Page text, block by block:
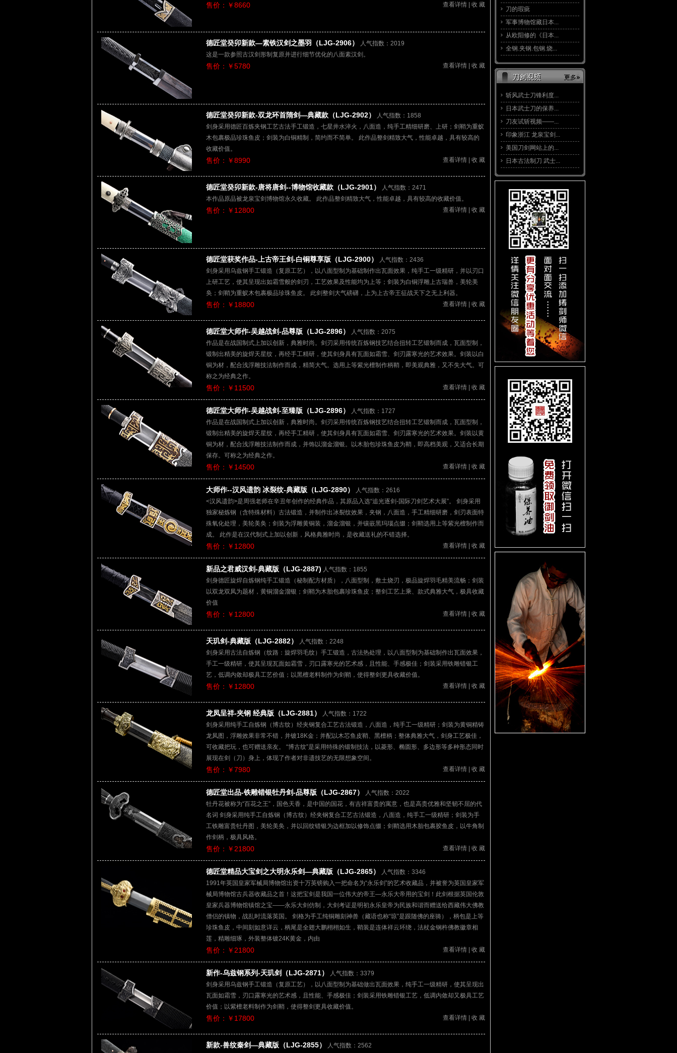
刀的瑕疵
军事博物馆藏日本...
从欧阳修的《日本...
全钢.夹钢.包钢.烧...
斩风武士刀锋利度...
日本武士刀的保养...
刀友试斩视频——...
印象浙江 龙泉宝剑...
美国刀剑网站上的...
日本古法制刀 武士...
查看详情
收 藏
售价：￥8660
德匠堂癸卯新款—素铁汉剑之墨羽（LJG-2906）
人气指数：2019
这是一款参照古汉剑形制复原并进行细节优化的八面素汉剑。
查看详情
收 藏
售价：￥5780
德匠堂癸卯新款-双龙环首隋剑—典藏款（LJG-2902）
人气指数：1858
剑身采用德匠百炼夹钢工艺古法手工锻造，七星井水淬火，八面造，纯手工精细研磨、上研；剑鞘为重蚁
木包裹极品珍珠鱼皮；剑装为白铜精制，简约而不简单。 此作品整剑精致大气，性能卓越，具有较高的
收藏价值。
查看详情
收 藏
售价：￥8990
德匠堂癸卯新款-唐将唐剑--博物馆收藏款（LJG-2901）
人气指数：2471
本作品原品被龙泉宝剑博物馆永久收藏。 此作品整剑精致大气，性能卓越，具有较高的收藏价值。
查看详情
收 藏
售价：￥12800
德匠堂获奖作品-上古帝王剑-白铜尊享版（LJG-2900）
人气指数：2436
剑身采用乌兹钢手工锻造（复原工艺），以八面型制为基础制作出瓦面效果，纯手工一级精研，并以刃口
上研工艺，使其呈现出如霜雪般的剑刃，工艺效果及性能均为上等；剑装为白铜浮雕上古瑞兽，美轮美
奂；剑鞘为重蚁木包裹极品珍珠鱼皮。 此剑整剑大气磅礴，上为上古帝王征战天下之无上利器。
查看详情
收 藏
售价：￥18800
德匠堂大师作-吴越战剑-品尊版（LJG-2896）
人气指数：2075
作品是在战国制式上加以创新，典雅时尚。剑刃采用传统百炼钢技艺结合扭转工艺锻制而成，瓦面型制，
锻制出精美的旋焊天星纹，再经手工精研，使其剑身具有瓦面如霜雪、剑刃露寒光的艺术效果。剑装以白
铜为材，配合浅浮雕技法制作而成，精简大气。选用上等紫光檀制作柄鞘，即美观典雅，又不失大气。可
称之为经典之作。
查看详情
收 藏
售价：￥11500
德匠堂大师作-吴越战剑-至臻版（LJG-2896）
人气指数：1727
作品是在战国制式上加以创新，典雅时尚。剑刃采用传统百炼钢技艺结合扭转工艺锻制而成，瓦面型制，
锻制出精美的旋焊天星纹，再经手工精研，使其剑身具有瓦面如霜雪、剑刃露寒光的艺术效果。剑装以黄
铜为材，配合浅浮雕技法制作而成，并饰以溜金溜银。以木胎包珍珠鱼皮为鞘，即高档美观，又适合长期
保存。可称之为经典之作。
查看详情
收 藏
售价：￥14500
大师作--汉风遗韵 冰裂纹-典藏版（LJG-2890）
人气指数：2616
<汉风遗韵>是周强老师在辛丑年创作的经典作品，其原品入选“追光逐剑-国际刀剑艺术大展”。 剑身采用
独家秘炼钢（含特殊材料）古法锻造，并制作出冰裂纹效果，夹钢，八面造，手工精细研磨，剑刃表面特
殊氧化处理，美轮美奂；剑装为浮雕黄铜装，溜金溜银，并镶嵌黑玛瑙点缀；剑鞘选用上等紫光檀制作而
成。 此作是在汉代制式上加以创新，风格典雅时尚，是收藏送礼的不错选择。
查看详情
收 藏
售价：￥12800
新品之君威汉剑-典藏版（LJG-2887) 人气指数：1855
剑身德匠旋焊自炼钢纯手工锻造（秘制配方材质），八面型制，敷土烧刃，极品旋焊羽毛精美流畅；剑装
以双龙双凤为题材，黄铜溜金溜银；剑鞘为木胎包裹珍珠鱼皮；整剑工艺上乘、款式典雅大气，极具收藏
价值
查看详情
收 藏
售价：￥12800
天玑剑-典藏版（LJG-2882）
人气指数：2248
剑身采用古法自炼钢（纹路：旋焊羽毛纹）手工锻造，古法热处理，以八面型制为基础制作出瓦面效果，
手工一级精研，使其呈现瓦面如霜雪，刃口露寒光的艺术感，且性能、手感极佳；剑装采用铁雕错银工
艺，低调内敛却极具工艺价值；以黑檀老料制作为剑鞘，使得整剑更具收藏价值。
查看详情
收 藏
售价：￥12800
龙凤呈祥-夹钢 经典版（LJG-2881）
人气指数：1722
剑身采用纯手工自炼钢（博古纹）经夹钢复合工艺古法锻造，八面造，纯手工一级精研；剑装为黄铜精铸
龙凤图，浮雕效果非常不错，并镀18K金；并配以木芯鱼皮鞘、黑檀柄；整体典雅大气，剑身工艺极佳，
可收藏把玩，也可赠送亲友。 “博古纹”是采用特殊的锻制技法，以菱形、椭圆形、多边形等多种形态同时
展现在剑（刀）身上，体现了作者对非遗技艺的无限想象空间。
查看详情
收 藏
售价：￥7980
德匠堂出品-铁雕错银牡丹剑-品尊版（LJG-2867）
人气指数：2022
牡丹花被称为“百花之王”，国色天香，是中国的国花，有吉祥富贵的寓意，也是高贵优雅和坚韧不屈的代
名词 剑身采用纯手工自炼钢（博古纹）经夹钢复合工艺古法锻造，八面造，纯手工一级精研；剑装为手
工铁雕富贵牡丹图，美轮美奂，并以回纹错银为边框加以修饰点缀；剑鞘选用木胎包裹胶鱼皮，以牛角制
作剑柄，极具风格。
查看详情
收 藏
售价：￥21800
德匠堂精品大宝剑之大明永乐剑—典藏版（LJG-2865）
人气指数：3346
1991年英国皇家军械局博物馆出资十万英镑购入一把命名为“永乐剑”的艺术收藏品，并被誉为英国皇家军
械局博物馆古兵器收藏品之首！这把宝剑是我国一位伟大的帝王—永乐大帝用的宝剑！此剑根据英国伦敦
皇家兵器博物馆镇馆之宝——永乐大剑仿制，大剑考证是明初永乐皇帝为民族和谐而赠送给西藏伟大佛教
僧侣的镇物，战乱时流落英国。 剑格为手工纯铜雕刻神兽（藏语也称“琼”是跟随佛的座骑），柄包是上等
珍珠鱼皮，中间刻如意详云，柄尾是全翅大鹏栩栩如生，鞘装是连体祥云环绕，法杖金钢杵佛教徽章相
莲，精雕细琢，外装整体镀24K黄金，内由
查看详情
收 藏
售价：￥21800
新作-乌兹钢系列-天玑剑（LJG-2871）
人气指数：3379
剑身采用乌兹钢手工锻造（复原工艺），以八面型制为基础做出瓦面效果，纯手工一级精研，使其呈现出
瓦面如霜雪，刃口露寒光的艺术感，且性能、手感极佳；剑装采用铁雕错银工艺，低调内敛却又极具工艺
价值；以紫檀老料制作为剑鞘，使得整剑更具收藏价值。
查看详情
收 藏
售价：￥17800
新款-兽纹秦剑—典藏版（LJG-2855） 人气指数：2562